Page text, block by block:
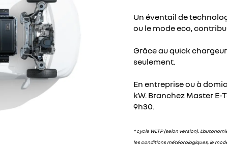
Un éventail de
ou le mode eco,
Grâce au quick
seulement.
En entreprise ou à
kW. Branchez Master
9h30.
* cycle WLTP (selon version).
les conditions météorologiques, le